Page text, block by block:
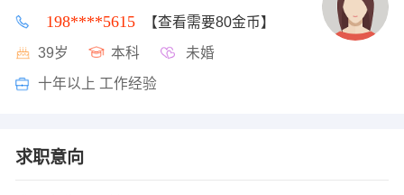
198****5615 【查看需要80金币】
39岁 本科 未婚
十年以上 工作经验
求职意向